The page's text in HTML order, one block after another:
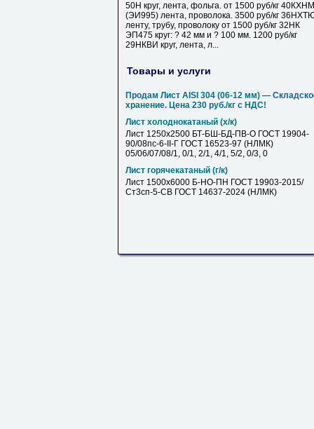
50Н круг, лента, фольга. от 1500 руб/кг 40КХНМ
(ЭИ995) лента, проволока. 3500 руб/кг
ленту, трубу, проволоку от 1500 руб/кг 32НК
ЭП475 круг: ? 42 мм и ? 100 мм. 1200 руб/кг
29НКВИ круг, лента, л...
Товары и услуги
Продам Лист AISI 304 (06-12 мм) —
хранение. Цена 230 руб./кг с НДС!
Лист холоднокатаный (х/к)
Лист 1250х2500 БТ-БШ-БД-ПВ-О ГОСТ 19904-
90/08пс-6-II-Г ГОСТ 16523-97 (НЛМК)
05/06/07/08/1, 0/1, 2/1, 4/1, 5/2, 0/3, 0
Лист горячекатаный (г/к)
Лист 1500х6000 Б-НО-ПН ГОСТ 19903-2015/
Ст3сп-5-СВ ГОСТ 14637-2024 (НЛМК)